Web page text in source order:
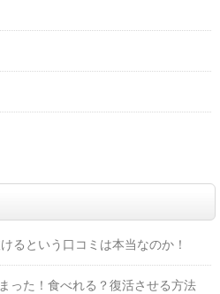
るという口コミは本当なのか！
った！食べれる？復活させる方法